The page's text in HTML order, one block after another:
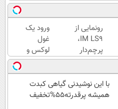
ایران،
توسط نیکا
موتور
رونمایی
شد!
جدیدش
را رو کرد،
IM LS9
رسماً
وارد بازار
ایران شد
رونمایی از
IM LS9،
پرچم‌دار
فوق‌لوکس
EREV
وارد بازار
ایران شد
ورود یک
غول
لوکس و
هوشمند
به ایران،
IM LS9
رسماً
با این نوشیدنی گیاهی کبدت
همیشه پرقدرته55%تخفیف